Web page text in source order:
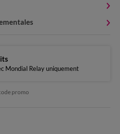
Mondial Relay uniquement
promo